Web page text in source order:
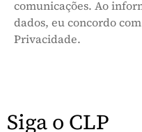
comunicações. Ao
dados, eu concordo
Privacidade.
Siga o CLP